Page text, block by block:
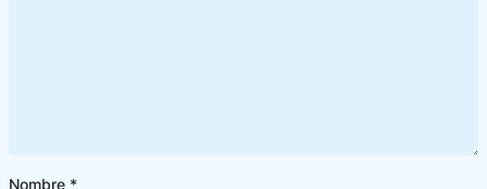
Nombre *